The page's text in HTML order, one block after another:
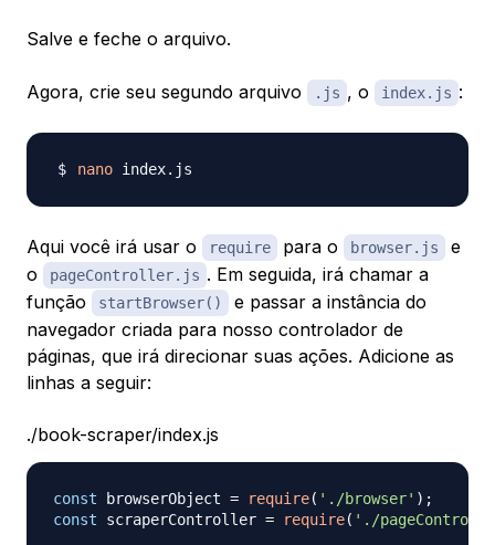
Salve e feche o arquivo.
Agora, crie seu segundo arquivo .js , o index.js :
nano
Aqui você irá usar o require para o browser.js
e
o
pageController.js . Em seguida, irá chamar a
função
startBrowser()
e passar a instância do
navegador criada para nosso controlador de
páginas, que irá direcionar suas ações. Adicione as
linhas a seguir:
./book-scraper/index.js
const browserObject = require( './browser' ) ;
const scraperController = require( './